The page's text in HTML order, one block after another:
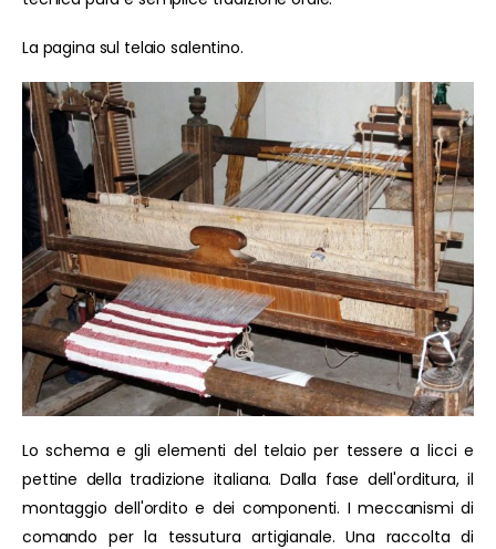
La pagina sul telaio salentino.
Lo schema e gli elementi del telaio per tessere a licci e
pettine della tradizione italiana. Dalla fase dell'orditura, il
montaggio dell'ordito e dei componenti. I meccanismi di
comando per la tessutura artigianale. Una raccolta di